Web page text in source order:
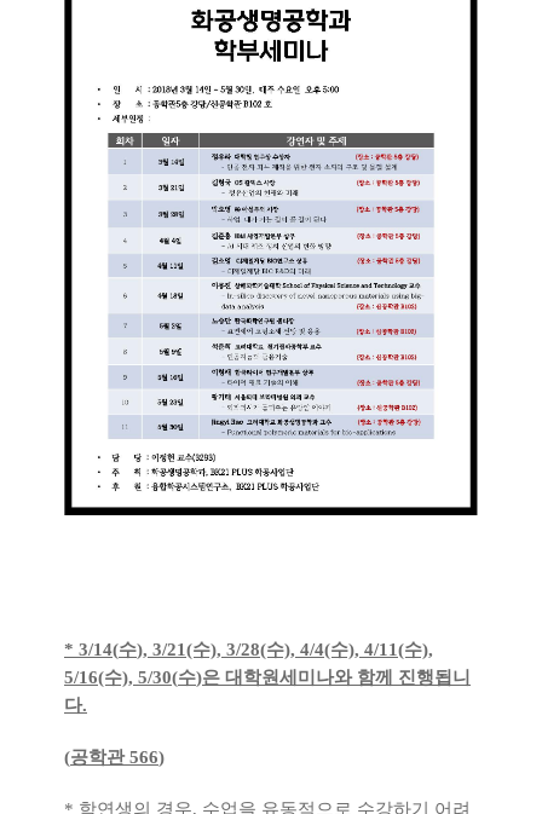
* 3/14(수), 3/21(수), 3/28(수), 4/4(수), 4/11(수),
5/16(수), 5/30(수)은 대학원세미나와 함께 진행됩니
다.
(공학관566)
* 학연생의 경우, 수업을 유동적으로 수강하기 어려